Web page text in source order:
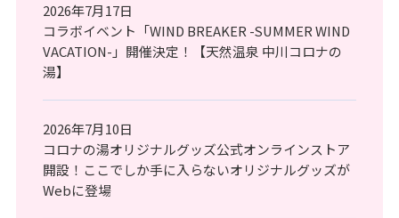
2026年7月17日
コラボイベント「WIND BREAKER -SUMMER WIND
VACATION-」開催決定！【天然温泉 中川コロナの
湯】
2026年7月10日
コロナの湯オリジナルグッズ公式オンラインストア
開設！ここでしか手に入らないオリジナルグッズが
Webに登場